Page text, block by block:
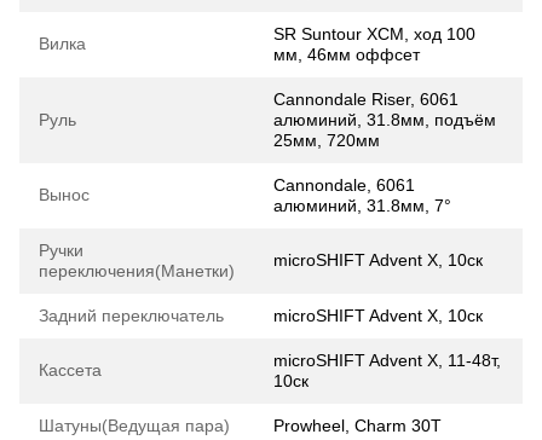
Вилка
SR Suntour XCM, ход 100
мм, 46мм оффсет
Руль
Cannondale Riser, 6061
алюминий, 31.8мм, подъём
25мм, 720мм
Вынос
Cannondale, 6061
алюминий, 31.8мм, 7°
Ручки
переключения(Манетки)
microSHIFT Advent X, 10ск
Задний переключатель microSHIFT Advent X, 10ск
Кассета
microSHIFT Advent X, 11-48т,
10ск
Шатуны(Ведущая пара) Prowheel, Charm 30T